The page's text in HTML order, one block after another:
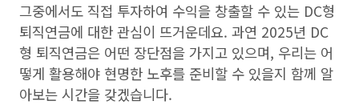
그중에서도 직접 투자하여 수익을 창출할 수 있는 DC형
퇴직연금에 대한 관심이 뜨거운데요. 과연 2025년 DC
형 퇴직연금은 어떤 장단점을 가지고 있으며, 우리는 어
떻게 활용해야 현명한 노후를 준비할 수 있을지 함께 알
아보는 시간을 갖겠습니다.